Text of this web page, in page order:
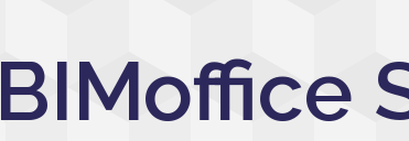
BIMoffice